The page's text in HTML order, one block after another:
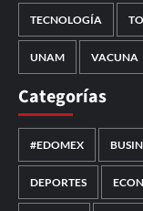
TECNOLOGÍA
UNAM VACUNA
Categorías
#EDOMEX
DEPORTES